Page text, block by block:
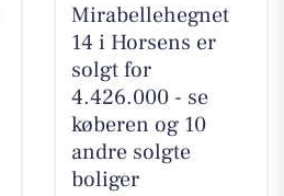
Mirabellehegnet
14 i Horsens er
solgt for
4.426.000 - se
køberen og 10
andre solgte
boliger